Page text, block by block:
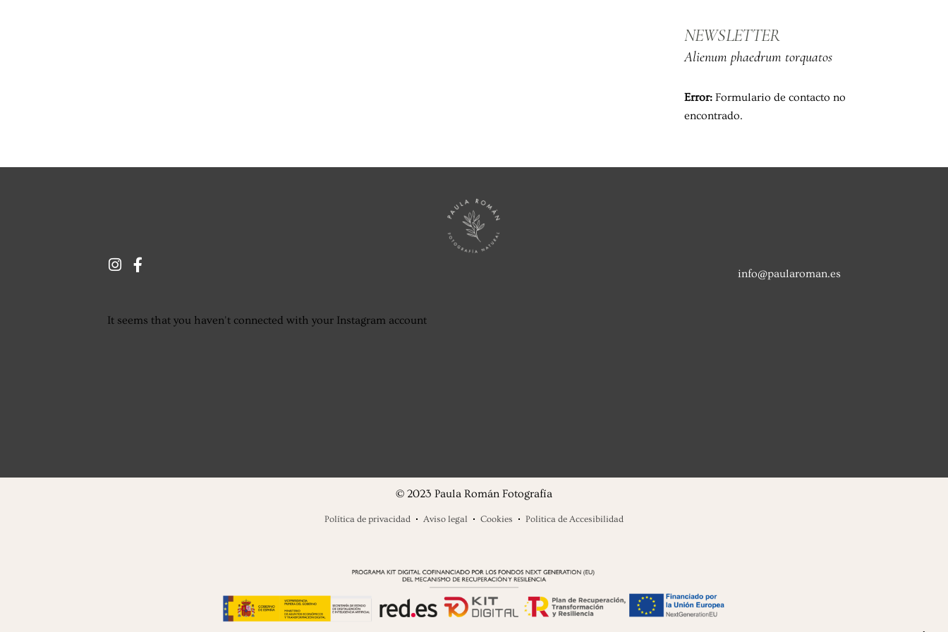
NEWSLETTER
Alienum phaedrum torquatos
Error:Formulario de contacto no
encontrado.
info@paularoman.es
It seems that you haven't connected with your Instagram account
© 2023 Paula Román Fotografía
Política de privacidad Aviso legal Cookies Politica de Accesibilidad